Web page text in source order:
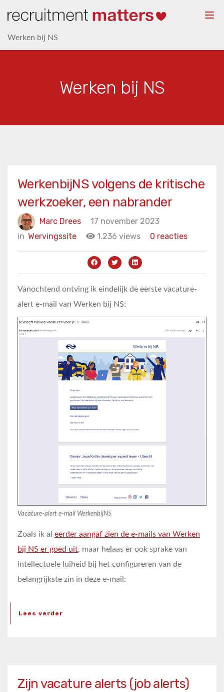
Werken bij NS
Werken bij NS
WerkenbijNS volgens de kritische
werkzoeker, een nabrander
Marc Drees
17 november 2023
in Wervingssite 1.236 views 0 reacties
Vanochtend ontving ik eindelijk de eerste vacature-
alert e-mail van Werken bij NS:
Vacature-alert e-mail WerkenbijNS
Zoals ik al eerder aangaf zien de e-mails van Werken
bij NS er goed uit, maar helaas er ook sprake van
intellectuele luiheid bij het configureren van de
belangrijkste zin in deze e-mail:
Lees verder
Zijn vacature alerts (job alerts)